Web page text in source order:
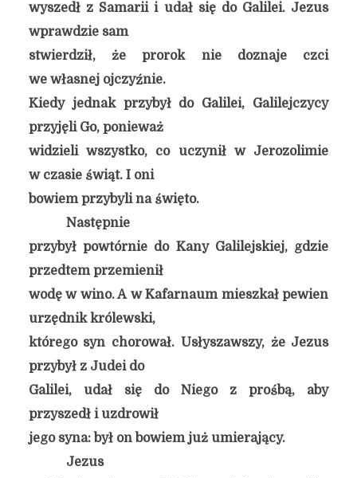
wyszedł z Samarii i udał się do Galilei. Jezus
wprawdzie sam
stwierdził, że prorok nie doznaje czci
we własnej ojczyźnie.
Kiedy jednak przybył do Galilei, Galilejczycy
przyjęli Go, ponieważ
widzieli wszystko, co uczynił w Jerozolimie
w czasie świąt. I oni
bowiem przybyli na święto.
Następnie
przybył powtórnie do Kany Galilejskiej, gdzie
przedtem przemienił
wodę w wino. A w Kafarnaum mieszkał pewien
urzędnik królewski,
którego syn chorował. Usłyszawszy, że Jezus
przybył z Judei do
Galilei, udał się do Niego z prośbą, aby
przyszedł i uzdrowił
jego syna: był on bowiem już umierający.
Jezus